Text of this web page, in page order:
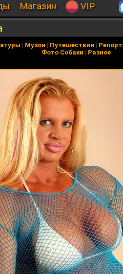
Магазин VIP
| Музон | Путешествия |
Фото Собаки | Разное